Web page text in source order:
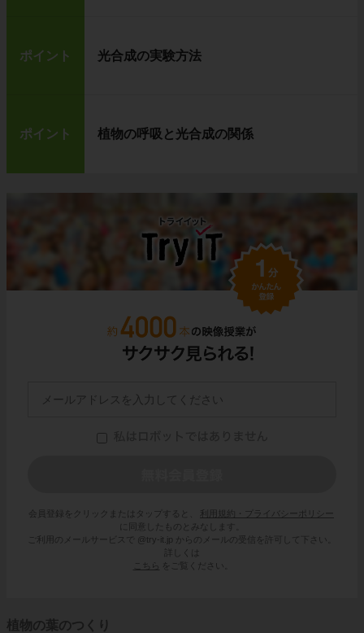
ポイント 光合成の実験方法
ポイント 植物の呼吸と光合成の関係
会員登録をクリックまたはタップすると、
利用規約・プライバシーポリシー
に同意したものとみなします。
ご利用のメールサービスで @try-it.jp からのメールの受信を許可して下さい。
詳しくは
こちら
をご覧ください。
植物の葉のつくり